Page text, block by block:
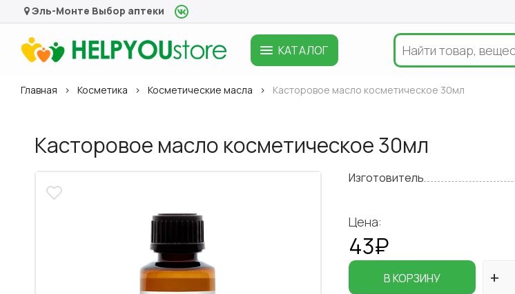
Эль-Монте Выбор аптеки
КАТАЛОГ
Главная Косметика Косметические масла Касторовое масло косметическое 30мл
Касторовое масло косметическое 30мл
Изготовитель
Цена:
43₽
В КОРЗИНУ